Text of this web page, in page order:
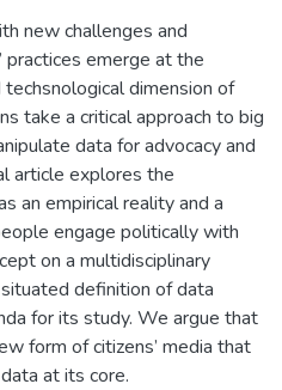
new challenges and
practices emerge at the
dimension of
take a critical approach to big
data for advocacy and
article explores the
an empirical reality and a
engage politically with
on a multidisciplinary
definition of data
for its study. We argue that
form of citizens’ media that
at its core.